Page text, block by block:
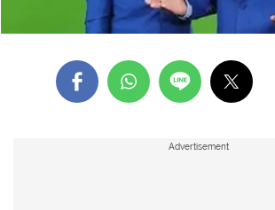
Advertisement